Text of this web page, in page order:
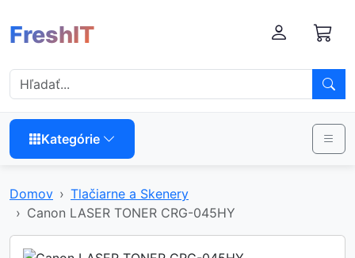
FreshIT
Kategórie
Domov
Tlačiarne a Skenery
Canon LASER TONER CRG-045HY